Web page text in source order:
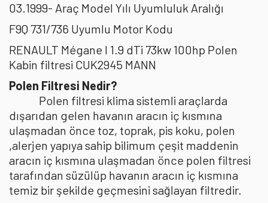
03.1999- Araç Model Yılı Uyumluluk Aralığı
F9Q 731/736 Uyumlu Motor Kodu
RENAULT Mégane I 1.9 dTi 73kw 100hp Polen
Kabin filtresi CUK2945 MANN
Polen Filtresi Nedir?
Polen filtresi klima sistemli araçlarda
dışarıdan gelen havanın aracın iç kısmına
ulaşmadan önce toz, toprak, pis koku, polen
,alerjen yapıya sahip bilimum çeşit maddenin
aracın iç kısmına ulaşmadan önce polen filtresi
tarafından süzülüp havanın aracın iç kısmına
temiz bir şekilde geçmesini sağlayan filtredir.